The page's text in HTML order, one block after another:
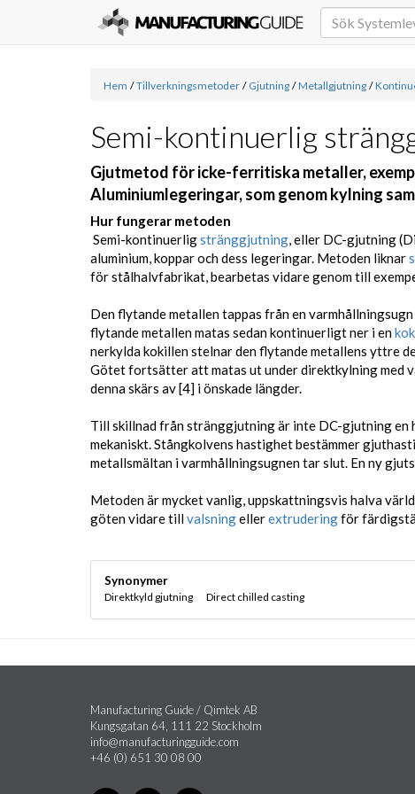
Hem / Tillverkningsmetoder / Gjutning / Metallgjutning /
Semi-kontinuerlig
Gjutmetod för icke-ferritiska metaller,
Aluminiumlegeringar, som genom kylning
Hur fungerar metoden
Semi-kontinuerligstränggjutning, eller DC-gjutning
aluminium, koppar och dess legeringar. Metoden liknar
för stålhalvfabrikat, bearbetas vidare genom till
Den flytande metallen tappas från en
flytande metallen matas sedan kontinuerligt ner i en
nerkylda kokillen stelnar den flytande metallens yttre
Götet fortsätter att matas ut under direktkylning med
denna skärs av [4] i önskade längder.
Till skillnad från stränggjutning är inte DC-gjutning
mekaniskt. Stångkolvens hastighet bestämmer
metallsmältan i varmhållningsugnen tar slut. En ny
Metoden är mycket vanlig, uppskattningsvis halva
göten vidare tillvalsningellerextruderingför
Synonymer
Direktkyld gjutning Direct chilled casting
Manufacturing Guide / Qimtek AB
Kungsgatan 64, 111 22 Stockholm
info@manufacturingguide.com
+46 (0) 651 30 08 00